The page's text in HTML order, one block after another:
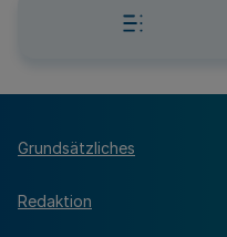
Grundsätzliches
Redaktion